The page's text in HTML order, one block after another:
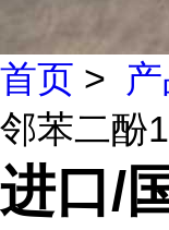
首页 >
邻苯二酚
进口/